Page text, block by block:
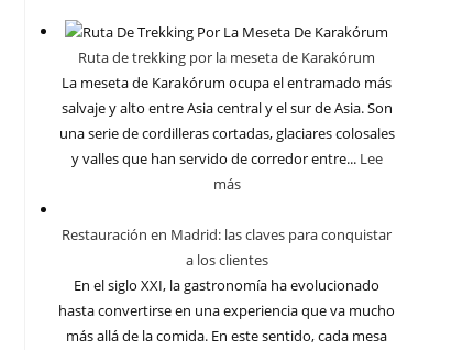
Ruta de trekking por la meseta de Karakórum
La meseta de Karakórum ocupa el entramado más
salvaje y alto entre Asia central y el sur de Asia. Son
una serie de cordilleras cortadas, glaciares colosales
y valles que han servido de corredor entre... Lee
más
Restauración en Madrid: las claves para conquistar
a los clientes
En el siglo XXI, la gastronomía ha evolucionado
hasta convertirse en una experiencia que va mucho
más allá de la comida. En este sentido, cada mesa